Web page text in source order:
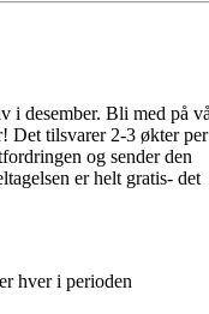
i desember. Bli med på
Det tilsvarer 2-3 økter per
og sender den
er helt gratis- det
hver i perioden